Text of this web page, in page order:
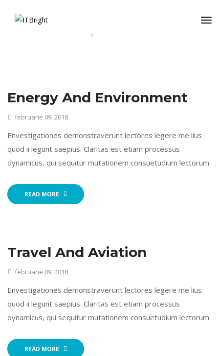
>
Energy And Environment
februarie 09, 2018
Envestigationes demonstraverunt lectores legere me lius
quod ii legunt saepius. Claritas est etiam processus
dynamicus, qui sequitur mutationem consuetudium lectorum.
READ MORE
Travel And Aviation
februarie 09, 2018
Envestigationes demonstraverunt lectores legere me lius
quod ii legunt saepius. Claritas est etiam processus
dynamicus, qui sequitur mutationem consuetudium lectorum.
READ MORE